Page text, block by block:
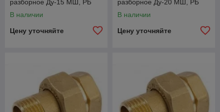
разборное Ду-15 МШ, РБ
В наличии
Цену уточняйте
разборное Ду-20 МШ, РБ
В наличии
Цену уточняйте